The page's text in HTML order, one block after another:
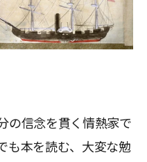
の信念を貫く情熱家で
も本を読む、大変な勉